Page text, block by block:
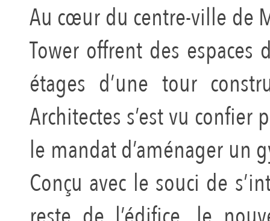
Au cœur du centre-ville de
Tower offrent des
étages d’une tour
Architectes s’est vu
le mandat d’aménager un
Conçu avec le souci de